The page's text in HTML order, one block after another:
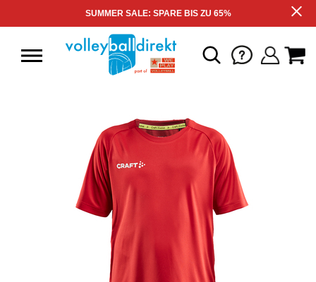
SUMMER SALE: SPARE BIS ZU 65%